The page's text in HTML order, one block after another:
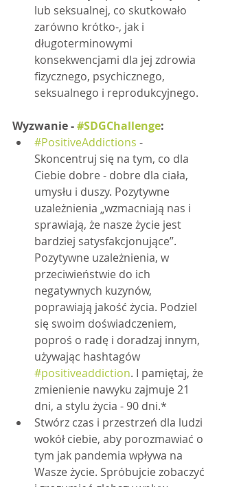
lub seksualnej, co skutkowało
zarówno krótko-, jak i
długoterminowymi
konsekwencjami dla jej zdrowia
fizycznego, psychicznego,
seksualnego i reprodukcyjnego.
Wyzwanie - #SDGChallenge:
#PositiveAddictions -
Skoncentruj się na tym, co dla
Ciebie dobre - dobre dla ciała,
umysłu i duszy. Pozytywne
uzależnienia „wzmacniają nas i
sprawiają, że nasze życie jest
bardziej satysfakcjonujące”.
Pozytywne uzależnienia, w
przeciwieństwie do ich
negatywnych kuzynów,
poprawiają jakość życia. Podziel
się swoim doświadczeniem,
poproś o radę i doradzaj innym,
używając hashtagów
#positiveaddiction. I pamiętaj, że
zmienienie nawyku zajmuje 21
dni, a stylu życia - 90 dni.*
Stwórz czas i przestrzeń dla ludzi
wokół ciebie, aby porozmawiać o
tym jak pandemia wpływa na
Wasze życie. Spróbujcie zobaczyć